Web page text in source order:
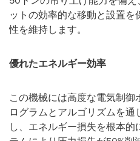
ットの効率的な移動と設置
性を維持します。
優れたエネルギー効率
この機械には高度な電気制
ログラムとアルゴリズムを
し、エネルギー損失を根本